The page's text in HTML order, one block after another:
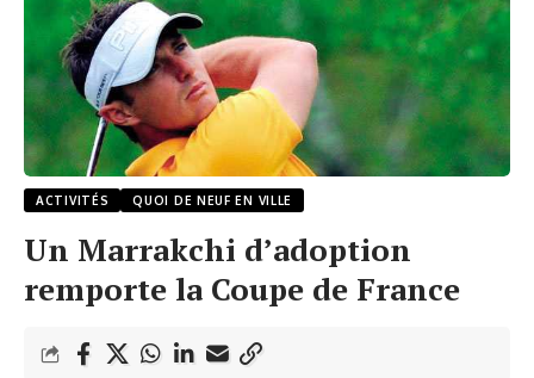
ACTIVITÉS QUOI DE NEUF EN VILLE
Un Marrakchi d’adoption
remporte la Coupe de France